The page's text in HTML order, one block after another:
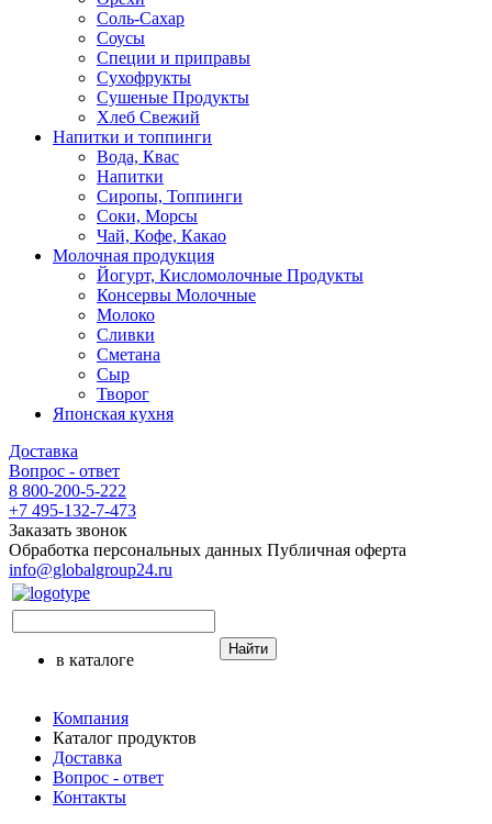
Соль-Сахар
Соусы
Специи и приправы
Сухофрукты
Сушеные Продукты
Хлеб Свежий
Напитки и топпинги
Вода, Квас
Напитки
Сиропы, Топпинги
Соки, Морсы
Чай, Кофе, Какао
Молочная продукция
Йогурт, Кисломолочные Продукты
Консервы Молочные
Молоко
Сливки
Сметана
Сыр
Творог
Японская кухня
Доставка
Вопрос - ответ
8 800-200-5-222
+7 495-132-7-473
Заказать звонок
Обработка персональных данных Публичная оферта
info@globalgroup24.ru
в каталоге
Найти
Компания
Каталог продуктов
Доставка
Вопрос - ответ
Контакты